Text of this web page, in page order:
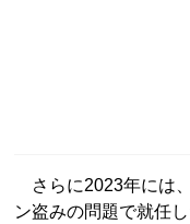
さらに2023年には
ン盗みの問題で就任